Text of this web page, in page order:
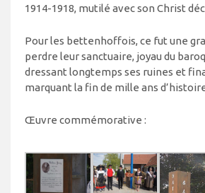
1914-1918, mutilé avec son Christ
Pour les bettenhoffois, ce fut une
perdre leur sanctuaire, joyau du
dressant longtemps ses ruines et
marquant la fin de mille ans
Œuvre commémorative :